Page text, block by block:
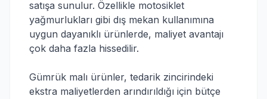
satışa sunulur. Özellikle motosiklet
yağmurlukları gibi dış mekan kullanımına
uygun dayanıklı ürünlerde, maliyet avantajı
çok daha fazla hissedilir.
Gümrük malı ürünler, tedarik zincirindeki
ekstra maliyetlerden arındırıldığı için bütçe